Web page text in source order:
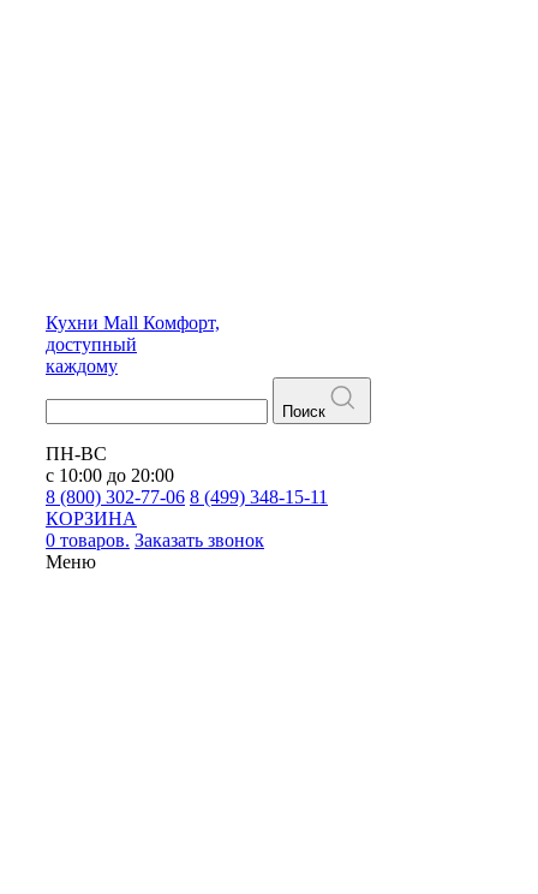
Кухни Mall Комфорт,
доступный
каждому
Поиск
ПН-ВС
с 10:00 до 20:00
8 (800) 302-77-06 8 (499) 348-15-11
КОРЗИНА
0 товаров. Заказать звонок
Меню